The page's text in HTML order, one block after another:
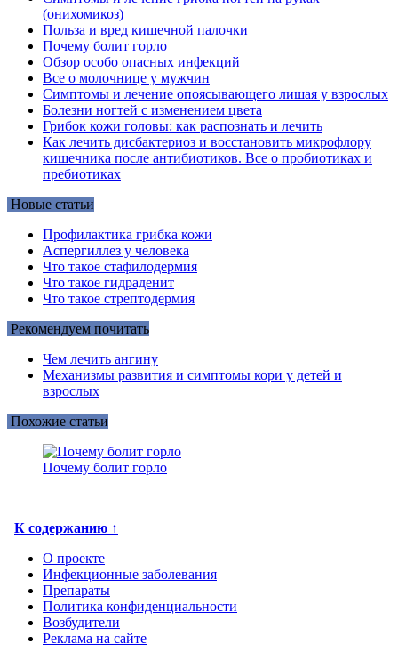
(онихомикоз)
Польза и вред кишечной палочки
Почему болит горло
Обзор особо опасных инфекций
Все о молочнице у мужчин
Симптомы и лечение опоясывающего лишая у взрослых
Болезни ногтей с изменением цвета
Грибок кожи головы: как распознать и лечить
Как лечить дисбактериоз и восстановить микрофлору
кишечника после антибиотиков. Все о пробиотиках и
пребиотиках
Новые статьи
Профилактика грибка кожи
Аспергиллез у человека
Что такое стафилодермия
Что такое гидраденит
Что такое стрептодермия
Рекомендуем почитать
Чем лечить ангину
Механизмы развития и симптомы кори у детей и
взрослых
Похожие статьи
Почему болит горло
К содержанию ↑
О проекте
Инфекционные заболевания
Препараты
Политика конфиденциальности
Возбудители
Реклама на сайте